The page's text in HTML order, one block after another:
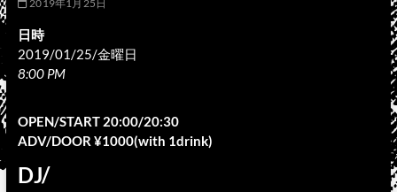
2019年1月25日
日時
2019/01/25/金曜日
8:00 PM
OPEN/START 20:00/20:30
ADV/DOOR ¥1000(with 1drink)
DJ/